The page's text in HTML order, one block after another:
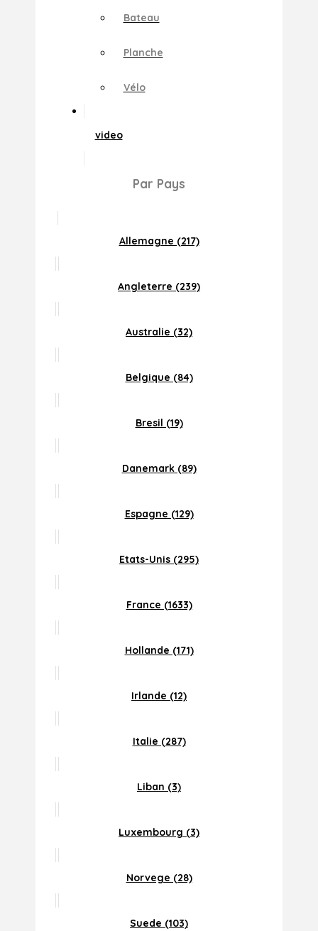
Bateau
Planche
Vélo
video
Par Pays
Allemagne (217)
Angleterre (239)
Australie (32)
Belgique (84)
Bresil (19)
Danemark (89)
Espagne (129)
Etats-Unis (295)
France (1633)
Hollande (171)
Irlande (12)
Italie (287)
Liban (3)
Luxembourg (3)
Norvege (28)
Suede (103)